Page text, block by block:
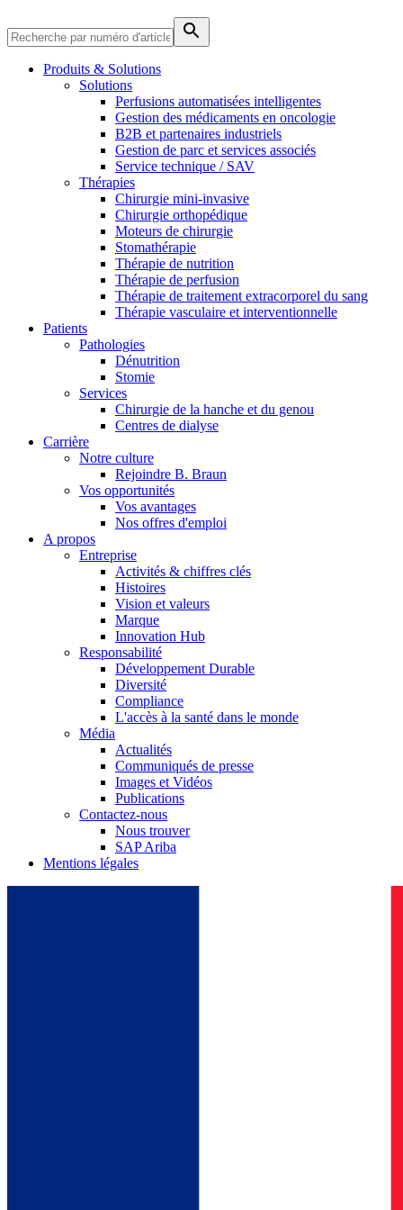
Catalogue de produits
Trouvez le produit que vous recherchez. Visitez le catalogue
Soins à domicile
Nous coordonnons vos soins médicaux à votre sortie de
Trouvez votre emploi
Découvrez vos opportunités de carrière chez B. Braun.
Pôle d’innovation
Stimulons ensemble l’innovation dans la technologie
Produits & Solutions
Solutions
Perfusions automatisées intelligentes
Gestion des médicaments en oncologie
B2B et partenaires industriels
Gestion de parc et services associés
Service technique / SAV
Thérapies
Chirurgie mini-invasive
Chirurgie orthopédique
Moteurs de chirurgie
Stomathérapie
Thérapie de nutrition
Thérapie de perfusion
Thérapie de traitement extracorporel du sang
Thérapie vasculaire et interventionnelle
Patients
Pathologies
Dénutrition
Stomie
Services
Chirurgie de la hanche et du genou
Centres de dialyse
Carrière
Notre culture
Rejoindre B. Braun
Vos opportunités
Vos avantages
Nos offres d'emploi
A propos
Entreprise
Activités & chiffres clés
Histoires
Vision et valeurs
Marque
Innovation Hub
Responsabilité
Développement Durable
Diversité
Compliance
L'accès à la santé dans le monde
Média
Actualités
Communiqués de presse
Images et Vidéos
Publications
Contactez-nous
Nous trouver
SAP Ariba
Mentions légales